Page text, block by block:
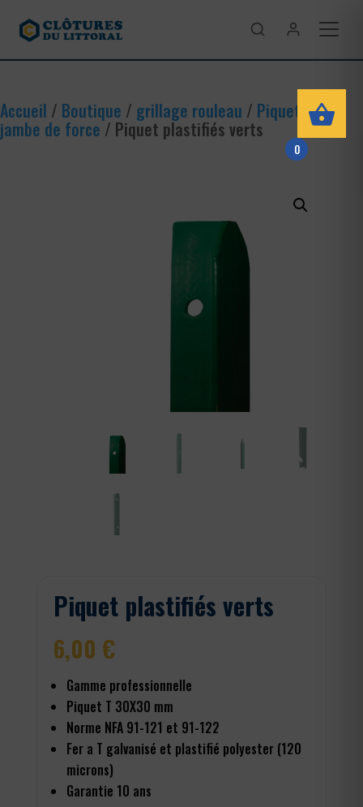
Accueil / Boutique / grillage rouleau / Piquet et
jambe de force/ Piquet plastifiés verts
Piquet plastifiés verts
6,00 €
Gamme professionnelle
Piquet T 30X30 mm
Norme NFA 91-121 et 91-122
Fer a T galvanisé et plastifié polyester (120
microns)
Garantie 10 ans
0